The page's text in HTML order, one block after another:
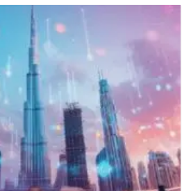
vị thế mua bị xóa...